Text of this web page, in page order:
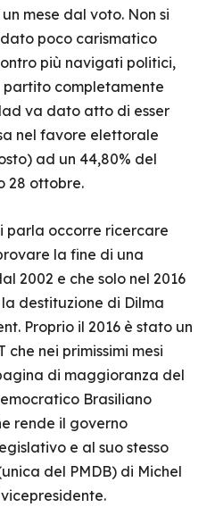
mese dal voto. Non si
poco carismatico
più navigati politici,
completamente
va dato atto di esser
nel favore elettorale
ad un 44,80% del
28 ottobre.
parla occorre ricercare
la fine di una
2002 e che solo nel 2016
destituzione di Dilma
Proprio il 2016 è stato un
che nei primissimi mesi
di maggioranza del
Brasiliano
rende il governo
e al suo stesso
del PMDB) di Michel